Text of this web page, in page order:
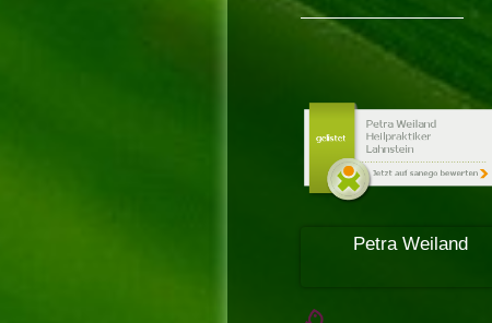
Petra Weiland